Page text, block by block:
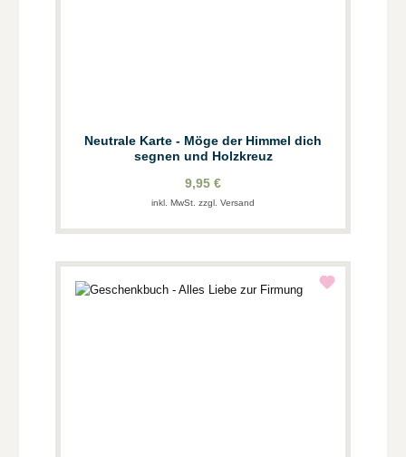
Neutrale Karte - Möge der Himmel dich
segnen und Holzkreuz
9,95 €
inkl. MwSt. zzgl. Versand